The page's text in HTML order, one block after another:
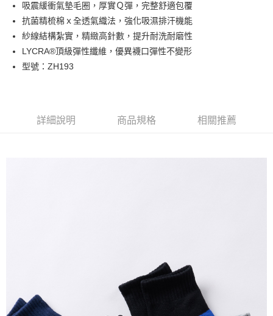
運送方式
每筆NT$100，滿NT$888(含以上)免運費
7-11取貨付款
吸震緩衝氣墊毛圈，厚實Ｑ彈，完整舒適包覆
抗菌精梳棉ｘ全透氣織法，強化吸濕排汗機能
紗線結構紮實，精緻高針數，提升耐洗耐磨性
LYCRA®頂級彈性纖維，優異襪口彈性不變形
型號：ZH193
詳細說明 商品規格 相關推薦